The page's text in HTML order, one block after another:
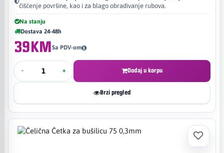
čišćenje površine, kao i za blago obradivanje rubova.
Na stanju
Dostava 24-48h
39KMSa PDV-om
- + Dodaj u korpu
Brzi pregled